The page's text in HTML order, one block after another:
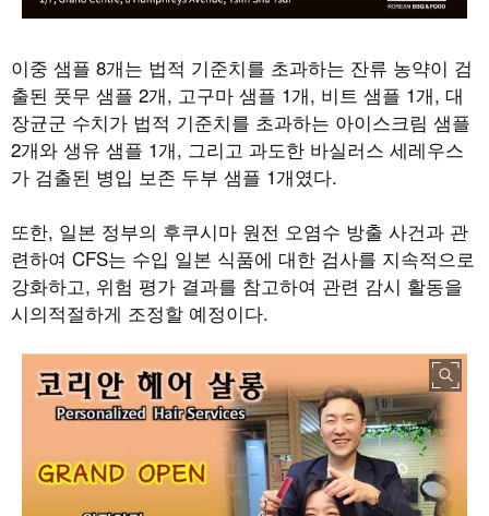
이중 샘플 8개는 법적 기준치를 초과하는 잔류 농약이 검
출된 풋무 샘플 2개, 고구마 샘플 1개, 비트 샘플 1개, 대
장균군 수치가 법적 기준치를 초과하는 아이스크림 샘플
2개와 생유 샘플 1개, 그리고 과도한 바실러스 세레우스
가 검출된 병입 보존 두부 샘플 1개였다.
또한, 일본 정부의 후쿠시마 원전 오염수 방출 사건과 관
련하여 CFS는 수입 일본 식품에 대한 검사를 지속적으로
강화하고, 위험 평가 결과를 참고하여 관련 감시 활동을
시의적절하게 조정할 예정이다.